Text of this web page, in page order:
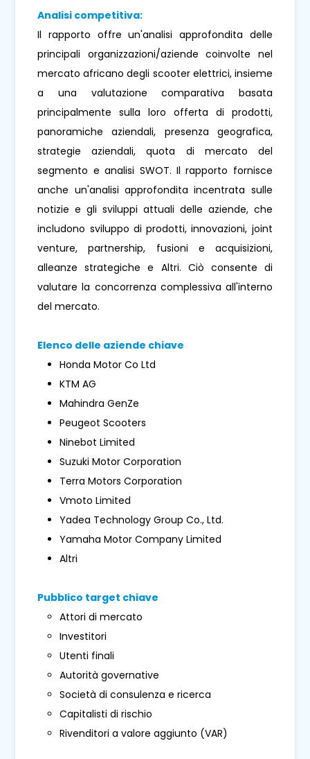
Analisi competitiva:
Il rapporto offre un'analisi approfondita delle
principali organizzazioni/aziende coinvolte nel
mercato africano degli scooter elettrici, insieme
a una valutazione comparativa basata
principalmente sulla loro offerta di prodotti,
panoramiche aziendali, presenza geografica,
strategie aziendali, quota di mercato del
segmento e analisi SWOT. Il rapporto fornisce
anche un'analisi approfondita incentrata sulle
notizie e gli sviluppi attuali delle aziende, che
includono sviluppo di prodotti, innovazioni, joint
venture, partnership, fusioni e acquisizioni,
alleanze strategiche e Altri. Ciò consente di
valutare la concorrenza complessiva all'interno
del mercato.
Elenco delle aziende chiave
Honda Motor Co Ltd
KTM AG
Mahindra GenZe
Peugeot Scooters
Ninebot Limited
Suzuki Motor Corporation
Terra Motors Corporation
Vmoto Limited
Yadea Technology Group Co., Ltd.
Yamaha Motor Company Limited
Altri
Pubblico target chiave
Attori di mercato
Investitori
Utenti finali
Autorità governative
Società di consulenza e ricerca
Capitalisti di rischio
Rivenditori a valore aggiunto (VAR)